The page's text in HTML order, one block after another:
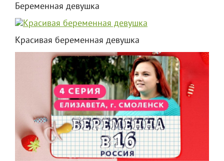
Беременная девушка
Красивая беременная девушка